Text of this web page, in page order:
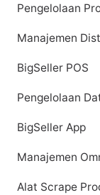
Pengelolaan
Manajemen
BigSeller POS
Pengelolaan
BigSeller App
Manajemen
Alat Scrape